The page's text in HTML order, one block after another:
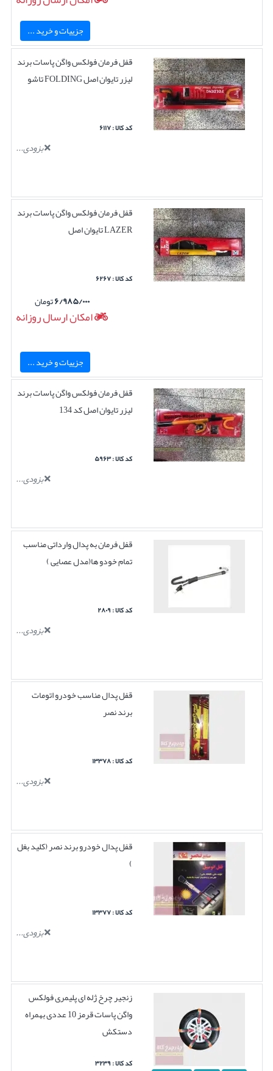
جزییات و خرید ...
قفل فرمان فولکس واگن پاسات برند
لیزر تایوان اصل FOLDING تاشو
کد کالا : ۶۱۱۷
بزودی...
قفل فرمان فولکس واگن پاسات برند
LAZER تایوان اصل
کد کالا : ۶۲۶۷
۶/۹۸۵/۰۰۰تومان
امکان ارسال روزانه
جزییات و خرید ...
قفل فرمان فولکس واگن پاسات برند
لیزر تایوان اصل کد 134
کد کالا : ۵۹۶۳
بزودی...
قفل فرمان به پدال وارداتی مناسب
تمام خودو ها(مدل عصایی )
کد کالا : ۲۸۰۹
بزودی...
قفل پدال مناسب خودرو اتومات
برند نصر
کد کالا : ۱۳۳۷۸
بزودی...
قفل پدال خودرو برند نصر (کلید بغل
)
کد کالا : ۱۳۳۷۷
بزودی...
زنجیر چرخ ژله ای پلیمری فولکس
واگن پاسات قرمز 10 عددی بهمراه
دستکش
کد کالا : ۳۲۳۹